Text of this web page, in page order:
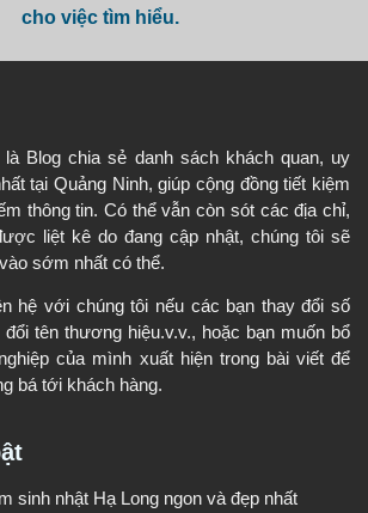
cho việc tìm hiểu.
là Blog chia sẻ danh sách khách quan, uy
tại Quảng Ninh, giúp cộng đồng tiết kiệm
thông tin. Có thể vẫn còn sót các địa chỉ,
liệt kê do đang cập nhật, chúng tôi sẽ
sớm nhất có thể.
hệ với chúng tôi nếu các bạn thay đổi số
đổi tên thương hiệu.v.v., hoặc bạn muốn bổ
của mình xuất hiện trong bài viết để
bá tới khách hàng.
sinh nhật Hạ Long ngon và đẹp nhất